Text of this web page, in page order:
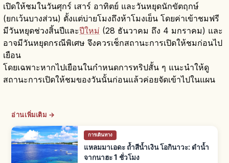
เปิดให้ชมในวันศุกร์ เสาร์ อาทิตย์ และวันหยุดนักขัตฤกษ์
(ยกเว้นบางส่วน) ตั้งแต่บ่ายโมงถึงห้าโมงเย็น โดยค่าเข้าชมฟรี
มีวันหยุดช่วงสิ้นปีและปีใหม่ (28 ธันวาคม ถึง 4 มกราคม) และ
อาจมีวันหยุดกรณีพิเศษ จึงควรเช็กสถานะการเปิดให้ชมก่อนไป
เยือน
โดยเฉพาะหากไปเยือนในกำหนดการทริปสั้น ๆ แนะนำให้ดู
สถานะการเปิดให้ชมของวันนั้นก่อนแล้วค่อยจัดเข้าไปในแผน
อ่านเพิ่มเติม →
การเดินทาง
แหลมมาเอดะ ถ้ำสีน้ำเงิน โอกินาวะ: ดำน้ำ
จากนาฮะ 1 ชั่วโมง